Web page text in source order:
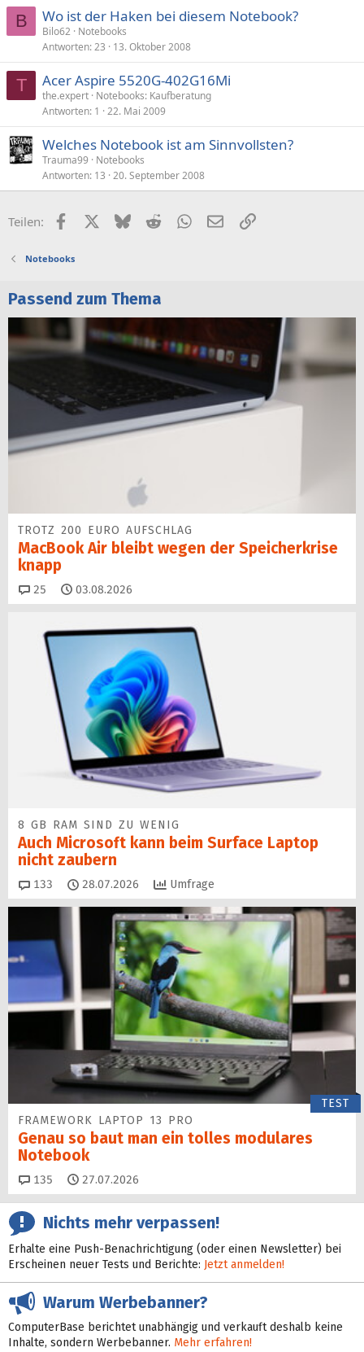
B Wo ist der Haken bei diesem Notebook?
Bilo62 Notebooks
Antworten 23 13. Oktober 2008
T Acer Aspire 5520G-402G16Mi
the.expert Notebooks: Kaufberatung
Antworten 1 22. Mai 2009
Welches Notebook ist am Sinnvollsten?
Trauma99
Notebooks
Antworten 13 20. September 2008
Teilen: FacebookX (Twitter)
BlueskyRedditWhatsApp
E-MailLink
Notebooks
Passend zum Thema
TROTZ 200 EURO AUFSCHLAG
MacBook Air bleibt wegen der Speicherkrise
knapp
25 Kommentare
03.08.2026
8 GB RAM SIND ZU WENIG
Auch Microsoft kann beim Surface Laptop
nicht zaubern
133 Kommentare
28.07.2026 Umfrage
TEST
FRAMEWORK LAPTOP 13 PRO
Genau so baut man ein tolles modulares
Notebook
135 Kommentare
27.07.2026
Nichts mehr verpassen!
Erhalte eine Push-Benachrichtigung (oder einen Newsletter) bei
Erscheinen neuer Tests und Berichte: Jetzt anmelden!
Warum Werbebanner?
ComputerBase berichtet unabhängig und verkauft deshalb keine
Inhalte, sondern Werbebanner. Mehr erfahren!